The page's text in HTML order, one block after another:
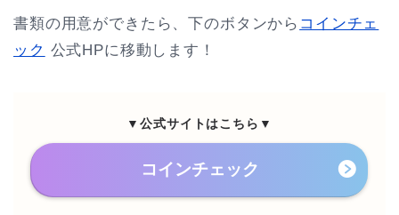
書類の用意ができたら、下のボタンから コインチェ
ック 公式HPに移動します！
▼公式サイトはこちら▼
コインチェック